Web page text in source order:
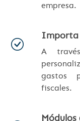
empresa.
Importa
A
gastos
fiscales.